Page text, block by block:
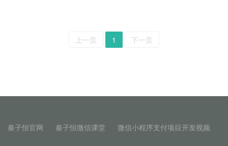
上一页 1 下一页
秦子恒官网 秦子恒微信课堂 微信小程序支付项目开发视频